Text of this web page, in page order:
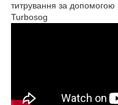
титрування за допомогою
Turbosog